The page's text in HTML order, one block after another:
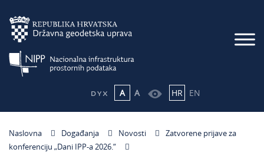
A A HR EN
Naslovna Događanja Novosti
Zatvorene prijave za
konferenciju „Dani IPP-a 2026.“